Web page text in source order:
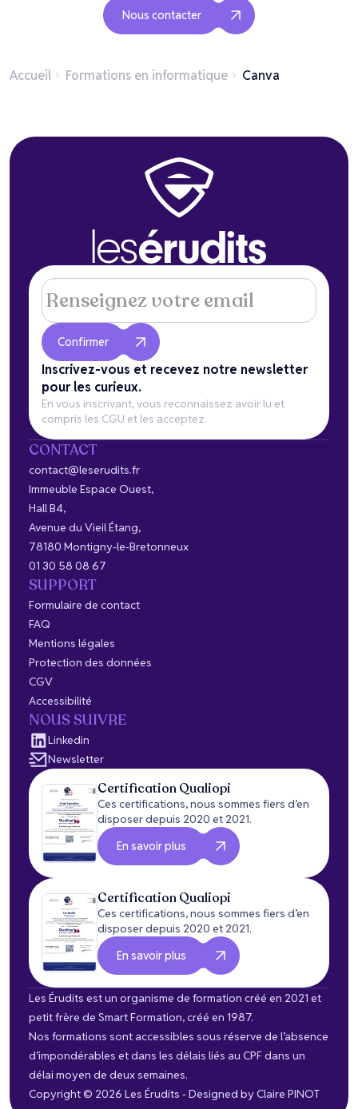
Nous contacter
Accueil Formations en informatique Canva
En vous inscrivant, vous reconnaissez avoir lu et
compris les CGU et les acceptez.
Inscrivez-vous et recevez notre newsletter
pour les curieux.
CONTACT
contact@leserudits.fr
Immeuble Espace Ouest,
Hall B4,
Avenue du Vieil Étang,
78180 Montigny-le-Bretonneux
01 30 58 08 67
SUPPORT
Formulaire de contact
FAQ
Mentions légales
Protection des données
CGV
Accessibilité
NOUS SUIVRE
Linkedin
Newsletter
Certification Qualiopi
Ces certifications, nous sommes fiers d’en
disposer depuis 2020 et 2021.
En savoir plus
Certification Qualiopi
Ces certifications, nous sommes fiers d’en
disposer depuis 2020 et 2021.
En savoir plus
Les Érudits est un organisme de formation créé en 2021 et
petit frère de Smart Formation, créé en 1987.
Nos formations sont accessibles sous réserve de l’absence
d’impondérables et dans les délais liés au CPF dans un
délai moyen de deux semaines.
Copyright © 2026 Les Érudits - Designed by Claire PINOT